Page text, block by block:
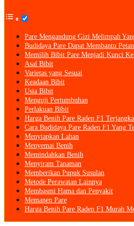
Pare Mengandung Gizi Melimpah
Budidaya Pare Dapat Membantu
Memilih Bibit Pare Menjadi Kunci
Asal Bibit
Varietas yang Sesuai
Keadaan Bibit
Usia Bibit
Menguji Pertumbuhan
Perlakuan Bibit
Harga Benih Pare Raden F1
Cara Budidaya Pare Raden F1 Yang
Menyiapkan Lahan
Menyemai Benih
Memindahkan Benih
Menyiram Tanaman
Memberikan Pupuk Susulan
Metode Perawatan Lainnya
Membasmi Hama dan Penyakit
Memanen Pare
Harga Benih Pare Raden F1 Murah